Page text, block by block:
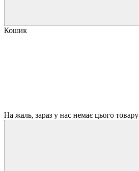
Кошик
На жаль, зараз у нас немає цього товару